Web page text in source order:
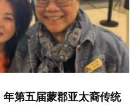
第五届蒙郡亚太裔传统